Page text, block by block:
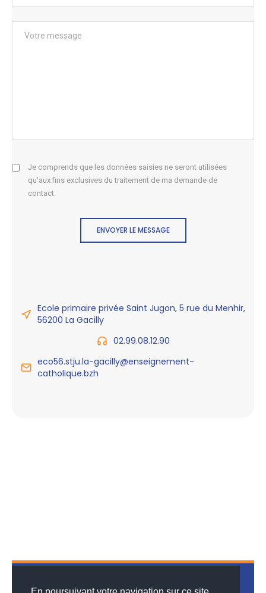
Je comprends que les données saisies ne seront utilisées
qu'aux fins exclusives du traitement de ma demande de
contact.
ENVOYER LE MESSAGE
Ecole primaire privée Saint Jugon, 5 rue du Menhir,
56200 La Gacilly
02.99.08.12.90
eco56.stju.la-gacilly@enseignement-
catholique.bzh